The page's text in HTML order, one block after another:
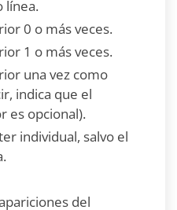
línea.
0 o más veces.
1 o más veces.
una vez como
indica que el
es opcional).
individual, salvo el
del